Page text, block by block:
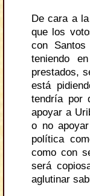
De cara a
que los
con
teniendo
prestados,
está
tendría por
apoyar a
o no
política
como con
será
aglutinar